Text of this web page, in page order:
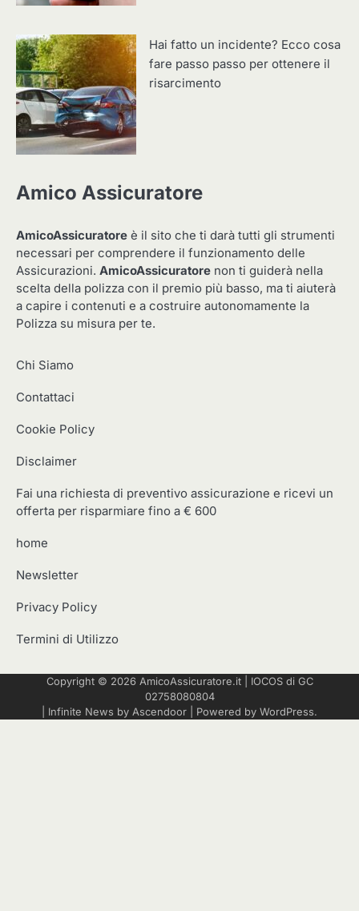
Hai fatto un incidente? Ecco cosa
fare passo passo per ottenere il
risarcimento
Amico Assicuratore
AmicoAssicuratore è il sito che ti darà tutti gli strumenti
necessari per comprendere il funzionamento delle
Assicurazioni. AmicoAssicuratore non ti guiderà nella
scelta della polizza con il premio più basso, ma ti aiuterà
a capire i contenuti e a costruire autonomamente la
Polizza su misura per te.
Chi Siamo
Contattaci
Cookie Policy
Disclaimer
Fai una richiesta di preventivo assicurazione e ricevi un
offerta per risparmiare fino a € 600
home
Newsletter
Privacy Policy
Termini di Utilizzo
Copyright © 2026 AmicoAssicuratore.it| IOCOSdi GC
02758080804
| Infinite News by Ascendoor | Powered by WordPress.